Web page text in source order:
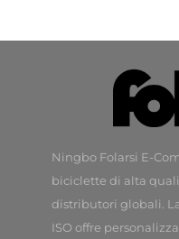
Ningbo Folarsi E-
biciclette di alta
distributori globali.
ISO offre